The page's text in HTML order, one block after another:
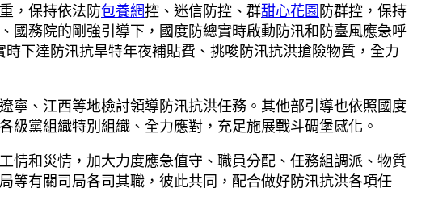
，保持依法防包養網控、迷信防控、群甜心花園 防群控，保持
國務院的剛強引導下，國度防總實時啟動防汛和防臺風應急呼
時下達防汛抗旱特年夜補貼費、挑唆防汛抗洪搶險物質，全力
寧、江西等地檢討領導防汛抗洪任務。其他部引導也依照國度
級黨組織特別組織、全力應對，充足施展戰斗碉堡感化。
情和災情，加大力度應急值守、職員分配、任務組調派、物質
等有關司局各司其職，彼此共同，配合做好防汛抗洪各項任